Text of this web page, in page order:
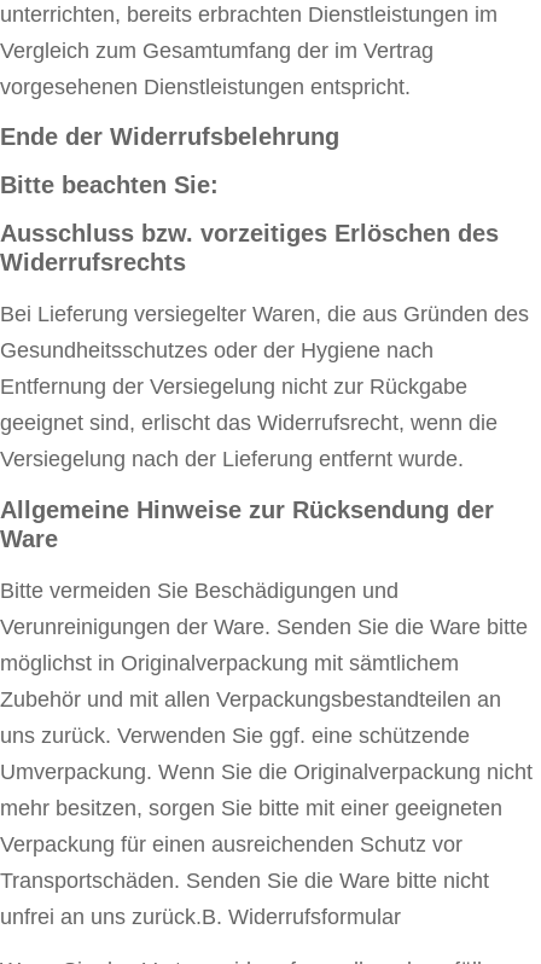
unterrichten, bereits erbrachten Dienstleistungen im
Vergleich zum Gesamtumfang der im Vertrag
vorgesehenen Dienstleistungen entspricht.
Ende der Widerrufsbelehrung
Bitte beachten Sie:
Ausschluss bzw. vorzeitiges Erlöschen des
Widerrufsrechts
Bei Lieferung versiegelter Waren, die aus Gründen des
Gesundheitsschutzes oder der Hygiene nach
Entfernung der Versiegelung nicht zur Rückgabe
geeignet sind, erlischt das Widerrufsrecht, wenn die
Versiegelung nach der Lieferung entfernt wurde.
Allgemeine Hinweise zur Rücksendung der
Ware
Bitte vermeiden Sie Beschädigungen und
Verunreinigungen der Ware. Senden Sie die Ware bitte
möglichst in Originalverpackung mit sämtlichem
Zubehör und mit allen Verpackungsbestandteilen an
uns zurück. Verwenden Sie ggf. eine schützende
Umverpackung. Wenn Sie die Originalverpackung nicht
mehr besitzen, sorgen Sie bitte mit einer geeigneten
Verpackung für einen ausreichenden Schutz vor
Transportschäden. Senden Sie die Ware bitte nicht
unfrei an uns zurück.B. Widerrufsformular